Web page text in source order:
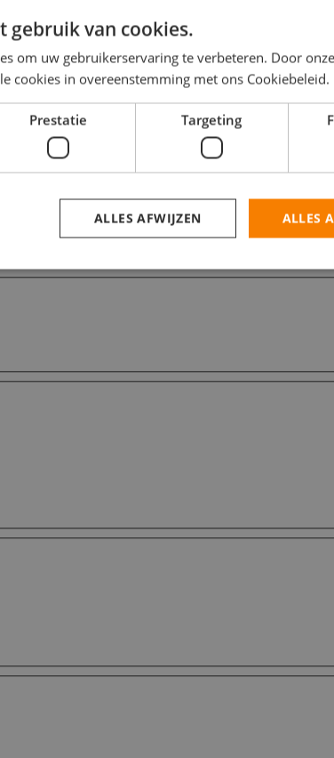
gebruik van cookies.
om uw gebruikerservaring te verbeteren. Door
cookies in overeenstemming met ons Cookiebeleid.
Prestatie Targeting
ALLES
ALLES AFWIJZEN